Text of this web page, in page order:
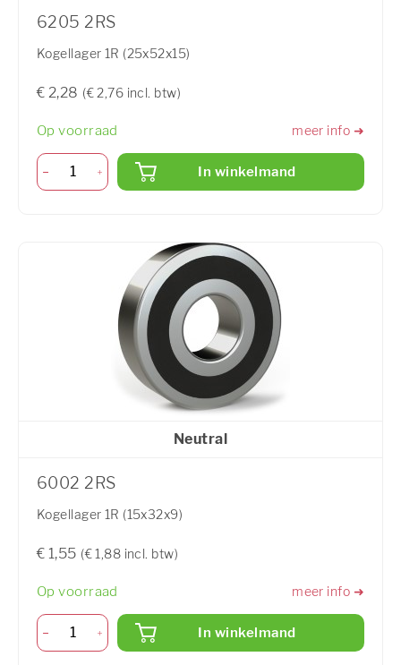
6205 2RS
Kogellager 1R (25x52x15)
€ 2,28 (€ 2,76 incl. btw)
Op voorraad meer info ➜
In winkelmand
Neutral
6002 2RS
Kogellager 1R (15x32x9)
€ 1,55 (€ 1,88 incl. btw)
Op voorraad meer info ➜
In winkelmand